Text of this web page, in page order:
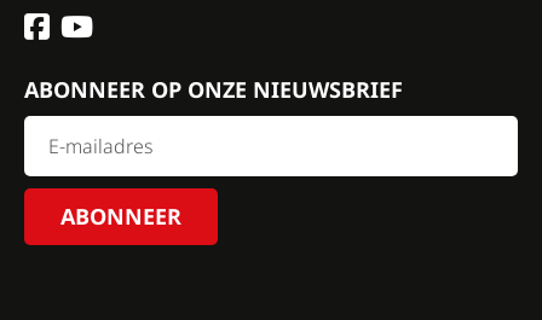
ABONNEER OP ONZE NIEUWSBRIEF